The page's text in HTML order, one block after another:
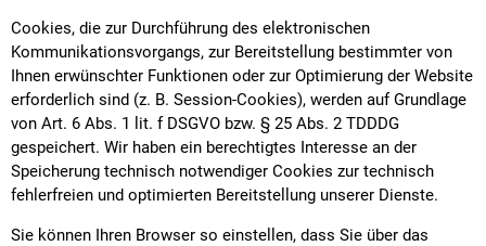
Cookies, die zur Durchführung des elektronischen
Kommunikationsvorgangs, zur Bereitstellung bestimmter von
Ihnen erwünschter Funktionen oder zur Optimierung der Website
erforderlich sind (z. B. Session-Cookies), werden auf Grundlage
von Art. 6 Abs. 1 lit. f DSGVO bzw. § 25 Abs. 2 TDDDG
gespeichert. Wir haben ein berechtigtes Interesse an der
Speicherung technisch notwendiger Cookies zur technisch
fehlerfreien und optimierten Bereitstellung unserer Dienste.
Sie können Ihren Browser so einstellen, dass Sie über das